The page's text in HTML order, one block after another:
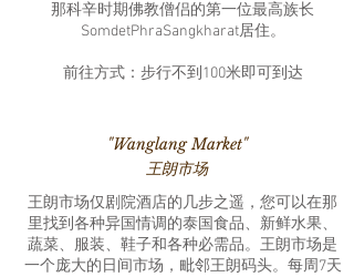
那科辛时期佛教僧侣的第一位最高族长
SomdetPhraSangkharat居住。
前往方式：步行不到100米即可到达
"Wanglang Market"
王朗市场
王朗市场仅剧院酒店的几步之遥，您可以在那
里找到各种异国情调的泰国食品、新鲜水果、
蔬菜、服装、鞋子和各种必需品。王朗市场是
一个庞大的日间市场，毗邻王朗码头。每周7天